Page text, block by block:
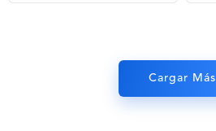
Cargar Más